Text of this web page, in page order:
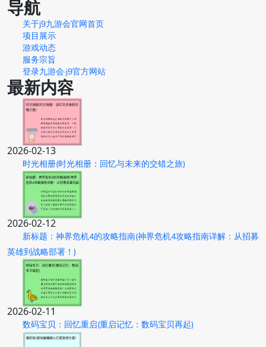
导航
关于j9九游会官网首页
项目展示
游戏动态
服务宗旨
登录九游会·j9官方网站
最新内容
2026-02-13
时光相册(时光相册：回忆与未来的交错之旅)
2026-02-12
新标题：神界危机4的攻略指南(神界危机4攻略指南详解：从招募
英雄到战略部署！)
2026-02-11
数码宝贝：回忆重启(重启记忆：数码宝贝再起)